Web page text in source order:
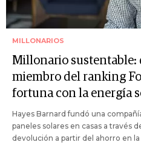
MILLONARIOS
Millonario sustentable:
miembro del ranking
fortuna con la energía
Hayes Barnard fundó una
paneles solares en casas a través
devolución a partir del ahorro en